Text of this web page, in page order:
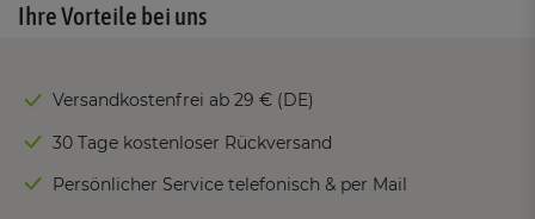
Ihre Vorteile bei uns
Versandkostenfrei ab 29 € (DE)
30 Tage kostenloser Rückversand
Persönlicher Service telefonisch & per Mail